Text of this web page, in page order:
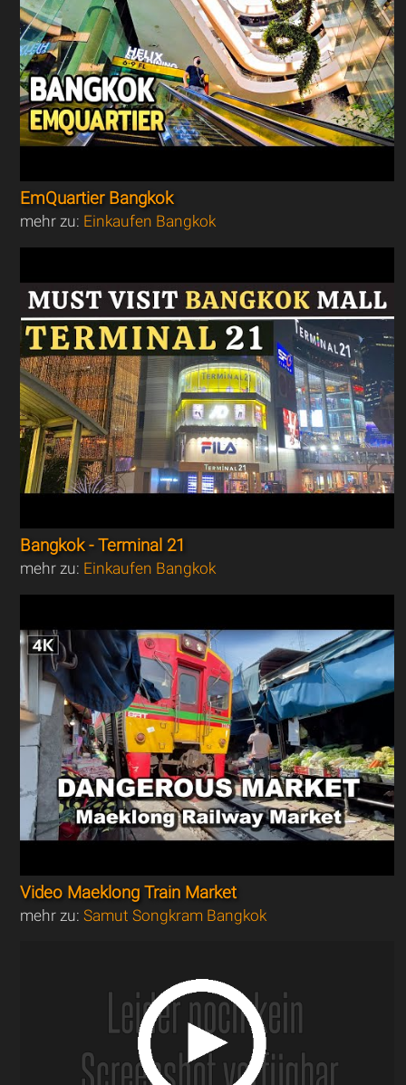
EmQuartier Bangkok
mehr zu: Einkaufen Bangkok
Bangkok - Terminal 21
mehr zu: Einkaufen Bangkok
Video Maeklong Train Market
mehr zu:Samut Songkram Bangkok